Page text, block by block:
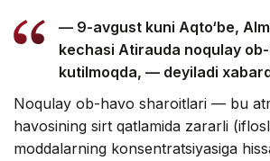
— 9-avgust kuni Aqto‘be,
kechasi Atirauda noqulay
kutilmoqda, — deyiladi
Noqulay ob-havo sharoitlari — bu
havosining sirt qatlamida zararli
moddalarning konsentratsiyasiga